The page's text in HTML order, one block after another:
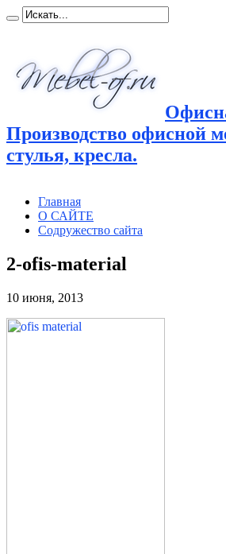
Производство офисной
стулья, кресла.
Главная
О САЙТЕ
Содружество сайта
2-ofis-material
10 июня, 2013